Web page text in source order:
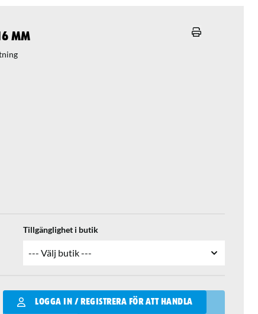
mm
Tillgänglighet i butik
LOGGA IN / REGISTRERA FÖR ATT HANDLA
Qantity
LÄGG I VARUKORGEN